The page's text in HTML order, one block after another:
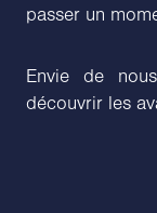
passer un
Envie de
découvrir les